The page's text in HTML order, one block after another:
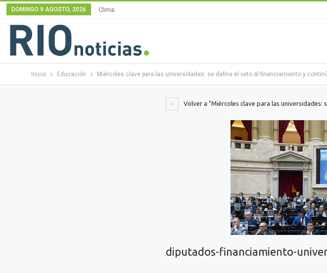
DOMINGO 9 AGOSTO, 2026 Clima:
Inicio Educación Miércoles clave para las universidades: se define el veto al financiamiento y
Volver a "Miércoles clave para las
diputados-financiamiento-